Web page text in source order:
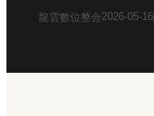
龍雲數位整合2026-05-16